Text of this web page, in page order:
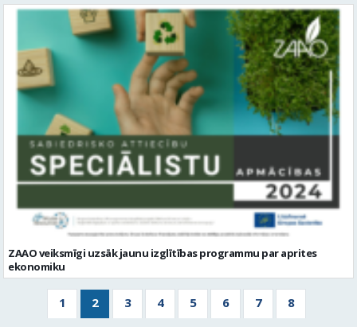
ZAAO veiksmīgi uzsāk jaunu izglītības programmu par aprites
ekonomiku
1 2 3 4 5 6 7 8